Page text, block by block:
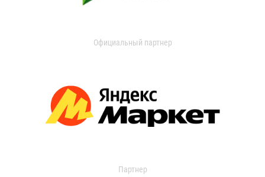
Официальный партнер
Партнер